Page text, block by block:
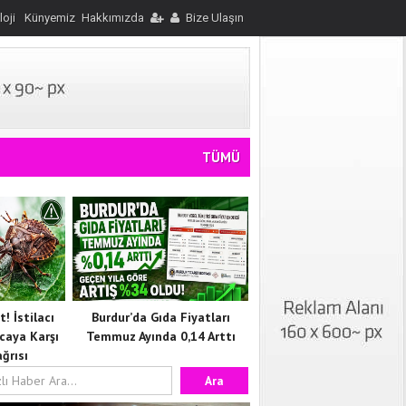
Künyemiz Hakkımızda Bize Ulaşın
TÜMÜ
Burdur’da Gıda Fiyatları
Temmuz Ayında 0,14 Arttı
İstilacı
Karşı